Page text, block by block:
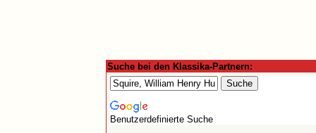
Suche bei den Klassika-Partnern:
Benutzerdefinierte Suche